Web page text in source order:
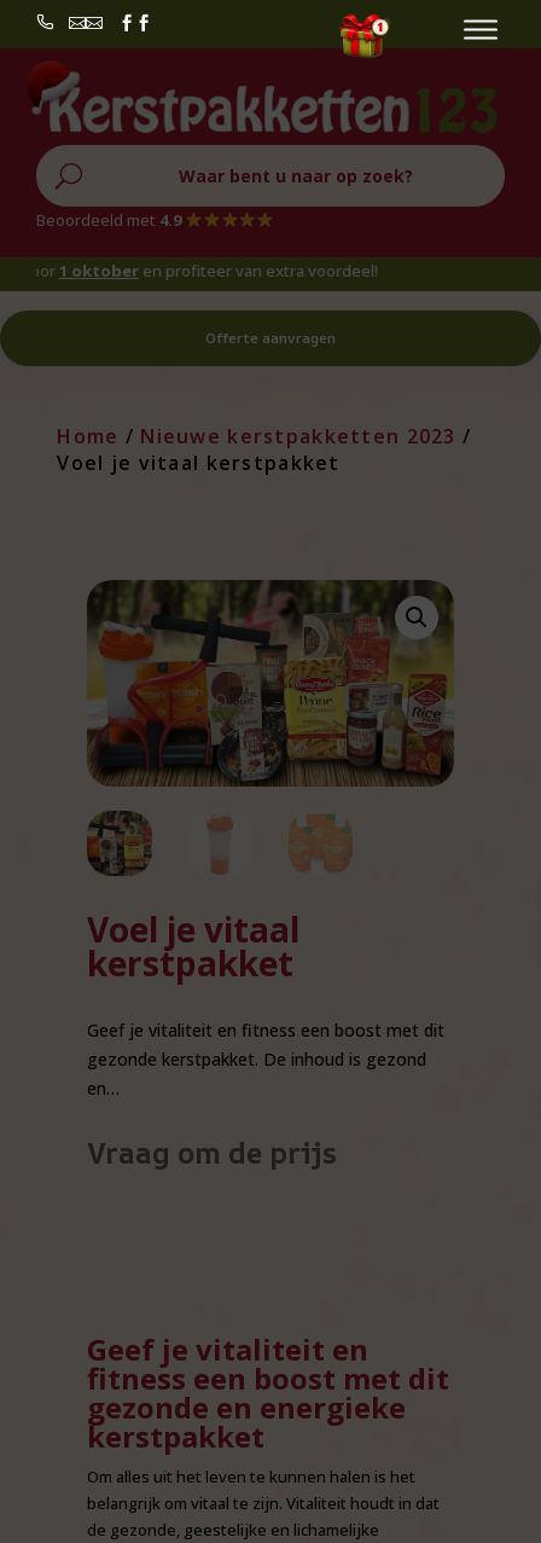
 
U
Beoordeeld met 4.9
1 oktoberen profiteer van extra voordeel!
Offerte aanvragen
Home / Nieuwe kerstpakketten 2023 /
Voel je vitaal kerstpakket
Voel je vitaal
kerstpakket
Geef je vitaliteit en fitness een boost met dit
gezonde kerstpakket. De inhoud is gezond
en…
Vraag om de prijs
Geef je vitaliteit en
fitness een boost met dit
gezonde en energieke
kerstpakket
Om alles uit het leven te kunnen halen is het
belangrijk om vitaal te zijn. Vitaliteit houdt in dat
de gezonde, geestelijke en lichamelijke